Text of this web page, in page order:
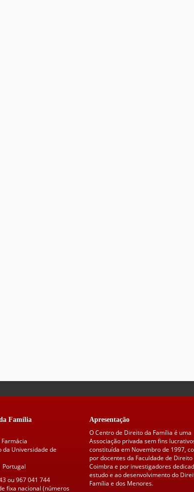
Família
da Universidade de
Portugal
ou 967 041 744
fixa nacional (números
Apresentação
O Centro de Direito da Família é uma
Associação privada sem fins
constituída em Novembro de 1997,
por docentes da Faculdade de Direito
Coimbra e por investigadores
estudo e ao desenvolvimento do
Família e dos Menores.